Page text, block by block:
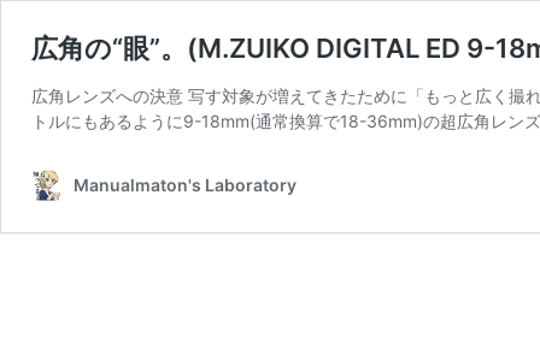
広角の“眼”。(M.ZUIKO DIGITAL ED 9-
広角レンズへの決意 写す対象が増えてきたために「もっと広く
トルにもあるように9-18mm(通常換算で18-36mm)の超広角レン
Manualmaton's Laboratory